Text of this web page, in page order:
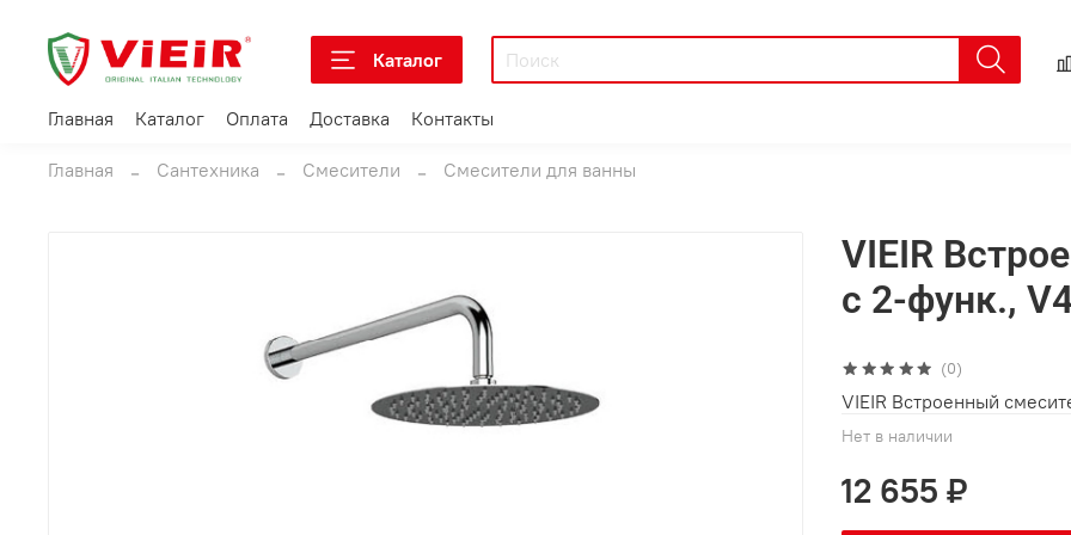
Каталог
Главная Каталог Оплата Доставка Контакты
Главная Сантехника Смесители Смесители для ванны
(0)
Нет в наличии
VIEIR
с 2-функ.,
12 655 ₽
VIEIR Встроенный